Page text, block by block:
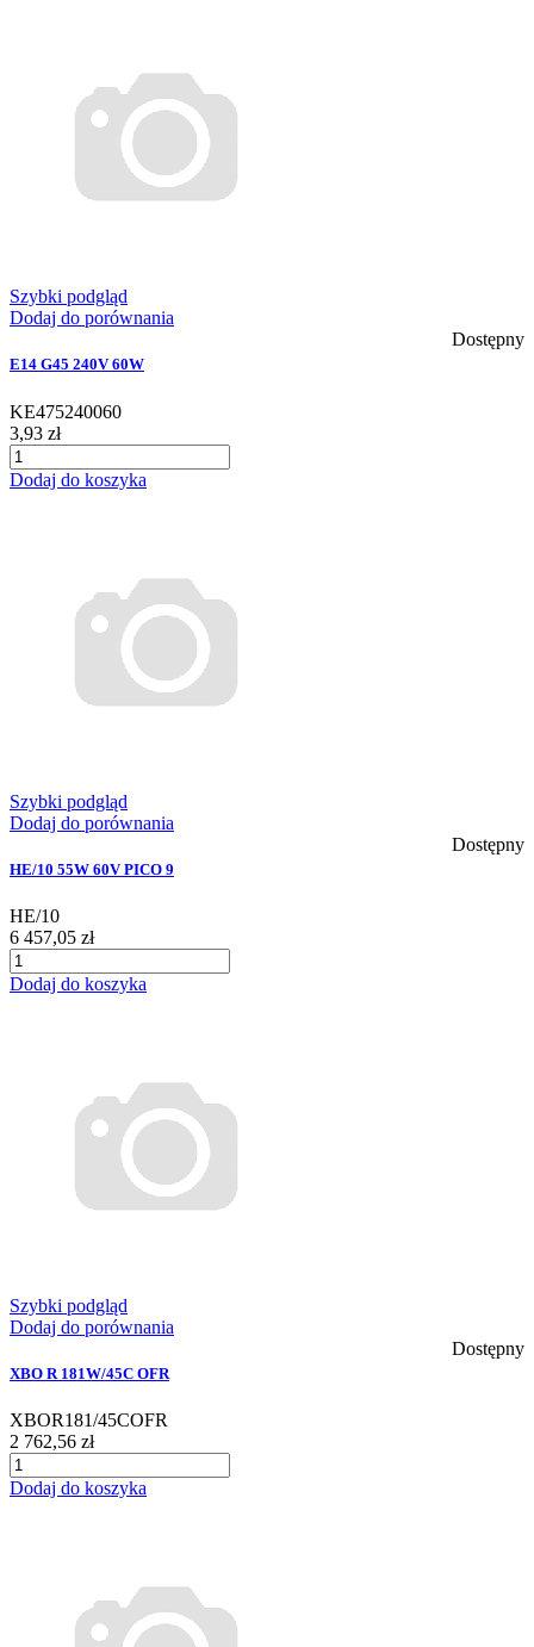
Szybki podgląd
Dodaj do porównania
Dostępny
E14 G45 240V 60W
KE475240060
3,93 zł
Dodaj do koszyka
Szybki podgląd
Dodaj do porównania
Dostępny
HE/10 55W 60V PICO 9
HE/10
6 457,05 zł
Dodaj do koszyka
Szybki podgląd
Dodaj do porównania
Dostępny
XBO R 181W/45C OFR
XBOR181/45COFR
2 762,56 zł
Dodaj do koszyka